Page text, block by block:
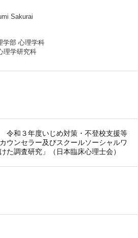
Sakurai
学部 心理学科
学研究科
令和３年度いじめ対策・不登校支援等
ウンセラー及びスクールソーシャルワ
た調査研究」（日本臨床心理士会）